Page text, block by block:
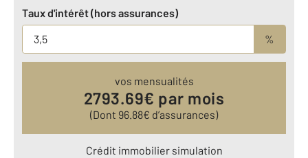
Taux d'intérêt (hors assurances)
%
vos mensualités
2793.69€ par mois
(Dont 96.88€ d’assurances)
Crédit immobilier simulation